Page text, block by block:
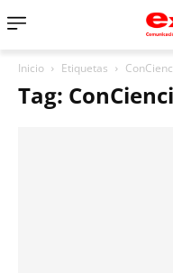
Inicio Etiquetas
Tag: